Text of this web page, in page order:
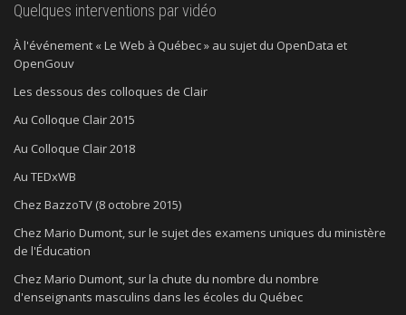
Quelques interventions par vidéo
À l'événement « Le Web à Québec » au sujet du OpenData et
OpenGouv
Les dessous des colloques de Clair
Au Colloque Clair 2015
Au Colloque Clair 2018
Au TEDxWB
Chez BazzoTV (8 octobre 2015)
Chez Mario Dumont, sur le sujet des examens uniques du ministère
de l'Éducation
Chez Mario Dumont, sur la chute du nombre du nombre
d'enseignants masculins dans les écoles du Québec